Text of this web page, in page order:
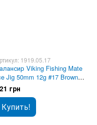
1919.05.17
Viking Fishing Mate
Jig 50mm 12g #17 Brown
грн
Купить!